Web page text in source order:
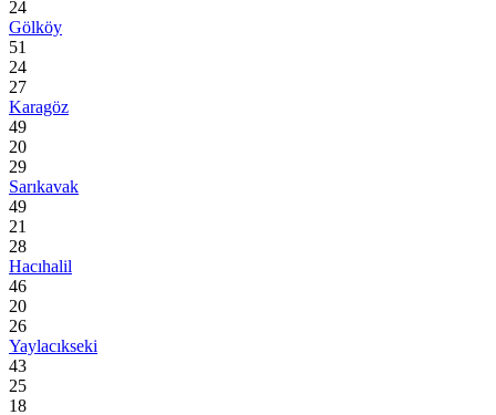
24
Gölköy
51
24
27
Karagöz
49
20
29
Sarıkavak
49
21
28
Hacıhalil
46
20
26
Yaylacıkseki
43
25
18